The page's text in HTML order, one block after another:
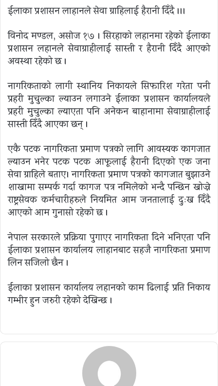
ईलाका प्रशासन लाहानले सेवा ग्राहिलाई हैरानी दिँदै ।।।
विनोद मण्डल, असाेज १७ । सिरहाको लहानमा रहेको ईलाका
प्रशासन लहानले सेवाग्राहीलाई सास्ती र हैरानी दिँदै आएको
अवस्था रहेको छ ।
नागरिकताको लागी स्थानिय निकायले सिफारिश गरेता पनी
प्रहरी मुचुल्का ल्याउन लगाउने ईलाका प्रशासन कार्यालयले
प्रहरी मुचुल्का ल्याएता पनि अनेकन बाहानामा सेवाग्राहीलाई
सास्ती दिँदै आएका छन् ।
एकै पटक नागरिकता प्रमाण पत्रको लागि आवस्यक कागजात
ल्याउन भनेर पटक पटक आफूलाई हैरानी दिएको एक जना
सेवा ग्राहिले बताए। नागरिकता प्रमाण पत्रको कागजात बुझाउने
शाखामा सम्पर्क गर्दा कागज पत्र नमिलेको भन्दै पन्छिन खोज्ने
राष्ट्रसेवक कर्मचारीहरुले नियमित आम जनतालाई दुःख दिँदै
आएको आम गुनासो रहेको छ ।
नेपाल सरकारले प्रक्रिया पुगाएर नागरिकता दिने भनिएता पनि
ईलाका प्रशासन कार्यालय लाहानबाट सहजै नागरिकता प्रमाण
लिन सजिलो छैन ।
ईलाका प्रशासन कार्यालय लहानको काम ढिलाई प्रति निकाय
गम्भीर हुन जरुरी रहेको देखिन्छ ।